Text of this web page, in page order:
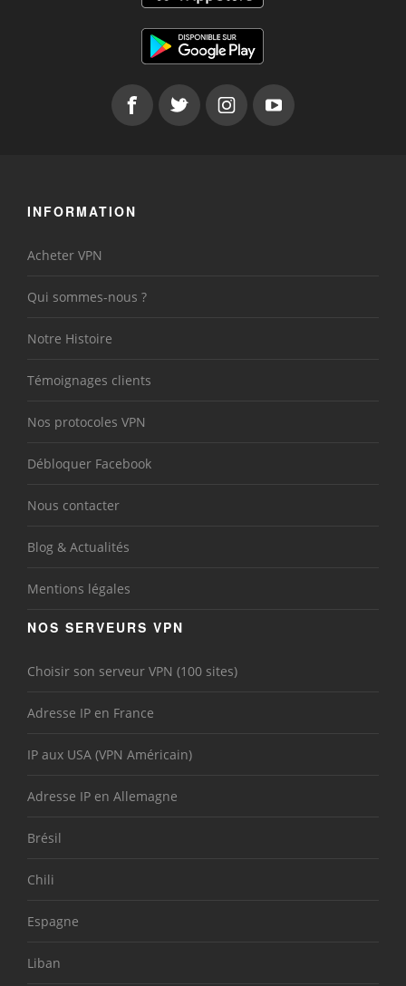
INFORMATION
Acheter VPN
Qui sommes-nous ?
Notre Histoire
Témoignages clients
Nos protocoles VPN
Débloquer Facebook
Nous contacter
Blog & Actualités
Mentions légales
NOS SERVEURS VPN
Choisir son serveur VPN (100 sites)
Adresse IP en France
IP aux USA (VPN Américain)
Adresse IP en Allemagne
Brésil
Chili
Espagne
Liban